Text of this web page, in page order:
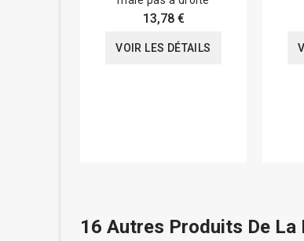
13,78 €
VOIR LES DÉTAILS
16 Autres Produits De La